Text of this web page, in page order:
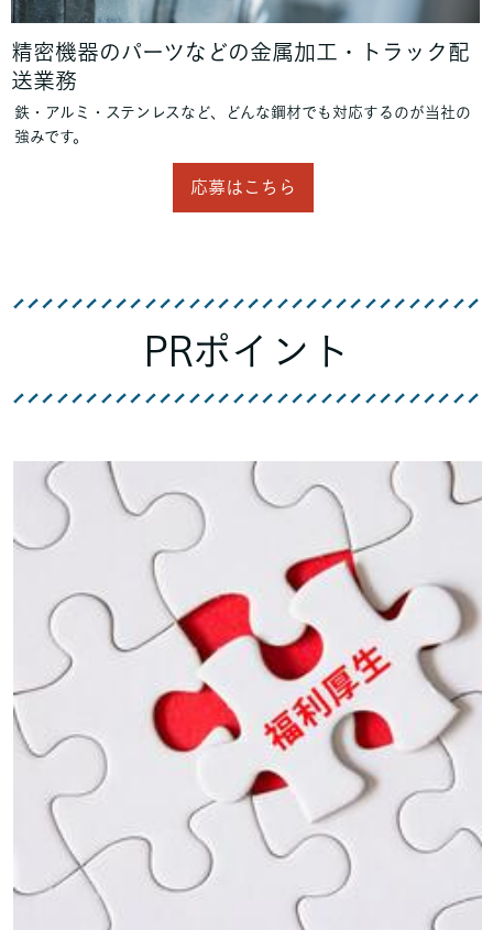
精密機器のパーツなどの金属加工・トラック配
送業務
鉄・アルミ・ステンレスなど、どんな鋼材でも対応するのが当社の
強みです。
応募はこちら
PRポイント